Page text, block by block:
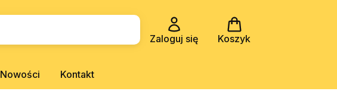
Zaloguj się Koszyk
Nowości Kontakt